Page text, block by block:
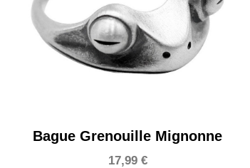
Bague Grenouille Mignonne
17,99 €